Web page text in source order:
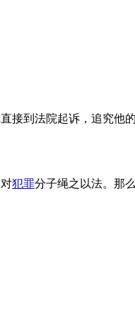
接到法院起诉，追究他
对犯罪分子绳之以法。那